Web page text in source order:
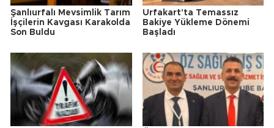
Şanlıurfalı Mevsimlik Tarım
İşçilerin Kavgası Karakolda
Son Buldu
Urfakart'ta Temassız
Bakiye Yükleme Dönemi
Başladı